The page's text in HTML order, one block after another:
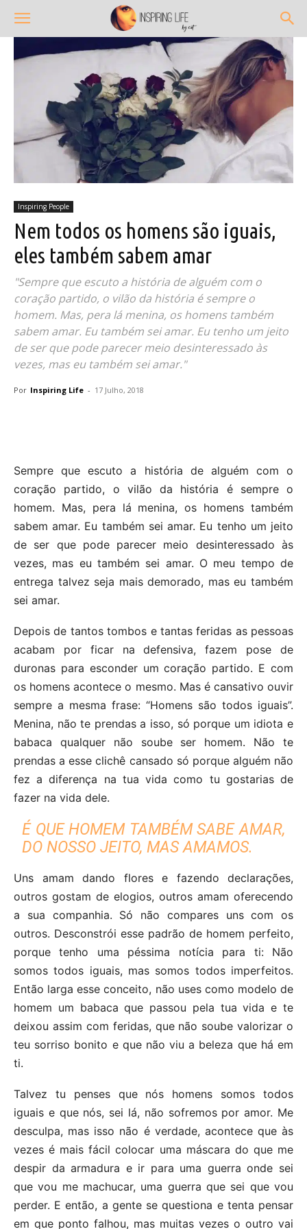
Inspiring People
Nem todos os homens são iguais,
eles também sabem amar
"Sempre que escuto a história de alguém com o
coração partido, o vilão da história é sempre o
homem. Mas, pera lá menina, os homens também
sabem amar. Eu também sei amar. Eu tenho um jeito
de ser que pode parecer meio desinteressado às
vezes, mas eu também sei amar."
Por Inspiring Life - 17 Julho, 2018
Sempre que escuto a história de alguém com o
coração partido, o vilão da história é sempre o
homem. Mas, pera lá menina, os homens também
sabem amar. Eu também sei amar. Eu tenho um jeito
de ser que pode parecer meio desinteressado às
vezes, mas eu também sei amar. O meu tempo de
entrega talvez seja mais demorado, mas eu também
sei amar.
Depois de tantos tombos e tantas feridas as pessoas
acabam por ficar na defensiva, fazem pose de
duronas para esconder um coração partido. E com
os homens acontece o mesmo. Mas é cansativo ouvir
sempre a mesma frase: “Homens são todos iguais”.
Menina, não te prendas a isso, só porque um idiota e
babaca qualquer não soube ser homem. Não te
prendas a esse clichê cansado só porque alguém não
fez a diferença na tua vida como tu gostarias de
fazer na vida dele.
É QUE HOMEM TAMBÉM SABE AMAR,
DO NOSSO JEITO, MAS AMAMOS.
Uns amam dando flores e fazendo declarações,
outros gostam de elogios, outros amam oferecendo
a sua companhia. Só não compares uns com os
outros. Desconstrói esse padrão de homem perfeito,
porque tenho uma péssima notícia para ti: Não
somos todos iguais, mas somos todos imperfeitos.
Então larga esse conceito, não uses como modelo de
homem um babaca que passou pela tua vida e te
deixou assim com feridas, que não soube valorizar o
teu sorriso bonito e que não viu a beleza que há em
ti.
Talvez tu penses que nós homens somos todos
iguais e que nós, sei lá, não sofremos por amor. Me
desculpa, mas isso não é verdade, acontece que às
vezes é mais fácil colocar uma máscara do que me
despir da armadura e ir para uma guerra onde sei
que vou me machucar, uma guerra que sei que vou
perder. E então, a gente se questiona e tenta pensar
em que ponto falhou, mas muitas vezes o outro vai